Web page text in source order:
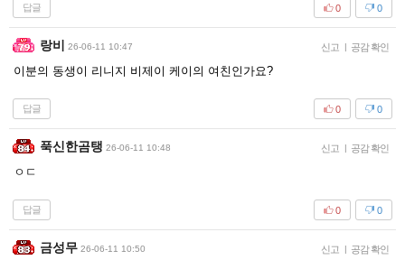
답글 0
0
랑비 26-06-11 10:47 신고 | 공감 확인
이분의 동생이 리니지 비제이 케이의 여친인가요?
답글 0
0
푹신한곰탱 26-06-11 10:48 신고 | 공감 확인
ㅇㄷ
답글 0
0
금성무 26-06-11 10:50 신고 | 공감 확인